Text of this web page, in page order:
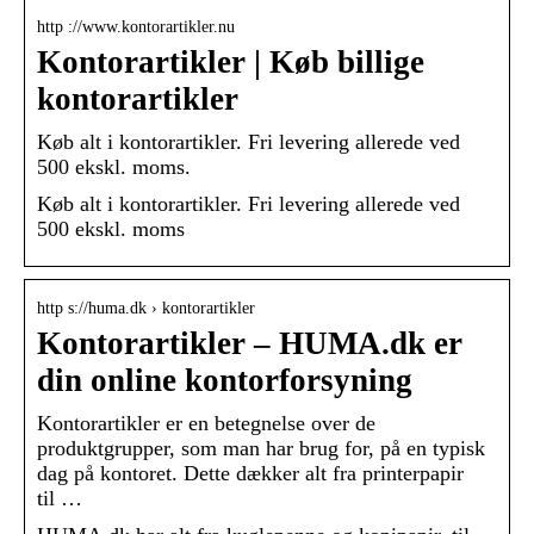
http ://www.kontorartikler.nu
Kontorartikler | Køb billige
kontorartikler
Køb alt i kontorartikler. Fri levering allerede ved
500 ekskl. moms.
Køb alt i kontorartikler. Fri levering allerede ved
500 ekskl. moms
http s://huma.dk › kontorartikler
Kontorartikler – HUMA.dk er
din online kontorforsyning
Kontorartikler er en betegnelse over de
produktgrupper, som man har brug for, på en typisk
dag på kontoret. Dette dækker alt fra printerpapir
til …